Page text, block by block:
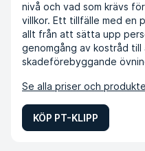
nivå och vad som krävs
villkor. Ett tillfälle med en
allt från att sätta upp
genomgång av kostråd
skadeförebyggande
Se alla priser och
KÖP PT-KLIPP